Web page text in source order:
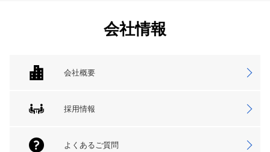
会社情報
会社概要
採用情報
よくあるご質問